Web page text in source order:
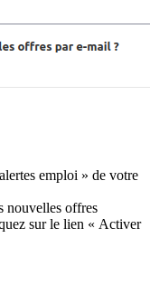
emploi » de votre
nouvelles offres
sur le lien « Activer